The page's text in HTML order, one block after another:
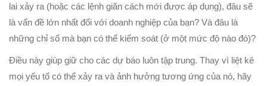
lai xảy ra (hoặc các lệnh giãn cách mới được áp dụng), đâu sẽ
là vấn đề lớn nhất đối với doanh nghiệp của bạn? Và đâu là
những chỉ số mà bạn có thể kiểm soát (ở một mức độ nào đó)?
Điều này giúp giữ cho các dự báo luôn tập trung. Thay vì liệt kê
mọi yếu tố có thể xảy ra và ảnh hưởng tương ứng của nó, hãy